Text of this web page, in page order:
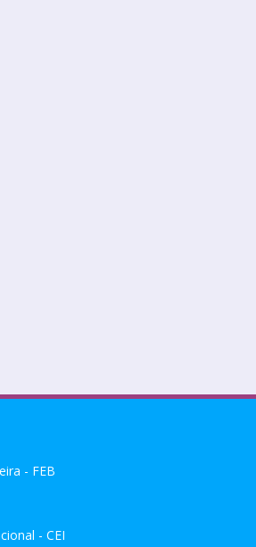
- FEB
- CEI